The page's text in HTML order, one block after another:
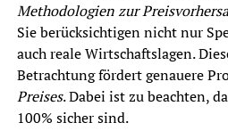
Methodologien zur
Sie berücksichtigen nicht nur
auch reale Wirtschaftslagen.
Betrachtung fördert genauere
Preises. Dabei ist zu beachten,
100% sicher sind.